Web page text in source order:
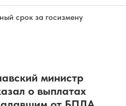
срок за госизмену
министр
о выплатах